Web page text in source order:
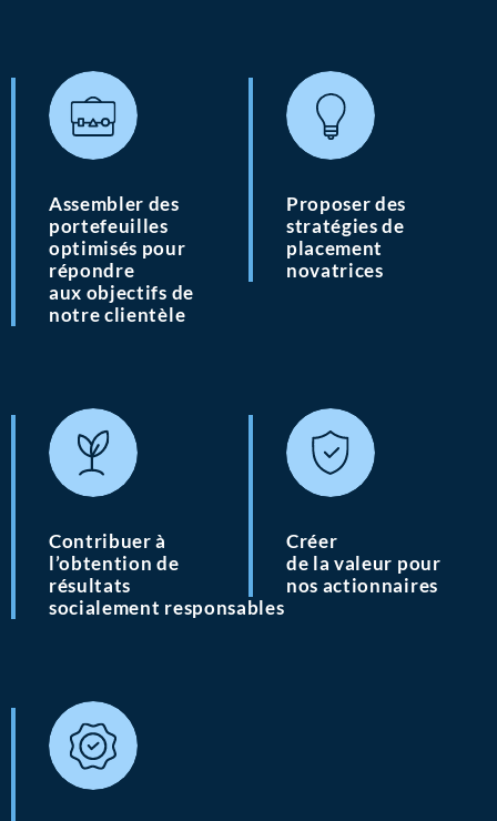
Assembler des
portefeuilles
optimisés pour
répondre
aux objectifs de
notre clientèle
Proposer des
stratégies de
placement
novatrices
Contribuer à
l’obtention de
résultats
socialement responsables
Créer
de la valeur pour
nos actionnaires